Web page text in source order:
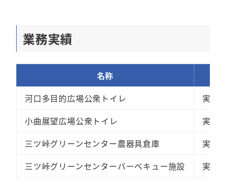
業務実績
名称
河口多目的広場公衆トイレ
実施
小曲展望広場公衆トイレ
実施
三ツ峠グリーンセンター農器具倉庫
実施
三ツ峠グリーンセンターバーベキュー施設
実施